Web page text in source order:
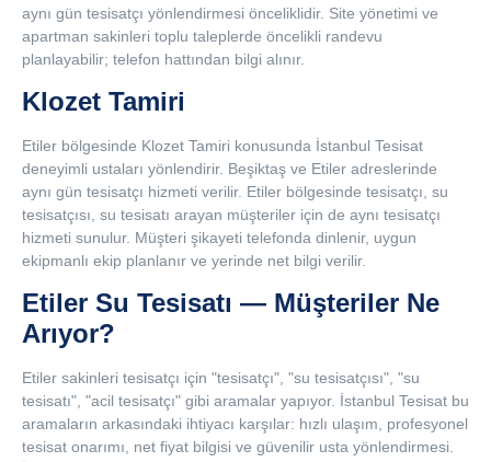
aynı gün tesisatçı yönlendirmesi önceliklidir. Site yönetimi ve
apartman sakinleri toplu taleplerde öncelikli randevu
planlayabilir; telefon hattından bilgi alınır.
Klozet Tamiri
Etiler bölgesinde Klozet Tamiri konusunda İstanbul Tesisat
deneyimli ustaları yönlendirir. Beşiktaş ve Etiler adreslerinde
aynı gün tesisatçı hizmeti verilir. Etiler bölgesinde tesisatçı, su
tesisatçısı, su tesisatı arayan müşteriler için de aynı tesisatçı
hizmeti sunulur. Müşteri şikayeti telefonda dinlenir, uygun
ekipmanlı ekip planlanır ve yerinde net bilgi verilir.
Etiler Su Tesisatı — Müşteriler Ne
Arıyor?
Etiler sakinleri tesisatçı için "tesisatçı", "su tesisatçısı", "su
tesisatı", "acil tesisatçı" gibi aramalar yapıyor. İstanbul Tesisat bu
aramaların arkasındaki ihtiyacı karşılar: hızlı ulaşım, profesyonel
tesisat onarımı, net fiyat bilgisi ve güvenilir usta yönlendirmesi.